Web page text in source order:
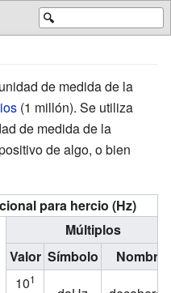
🔍
de medida de la
(1 millón). Se utiliza
de medida de la
de algo, o bien
para hercio (Hz)
Múltiplos
Valor Símbolo
Nombre
101